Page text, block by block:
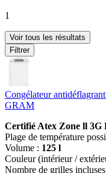
1
Voir tous les résultats
Filtrer
Congélateur
GRAM
Certifié Atex Zone ll 3G
Plage de température
Volume : 125 l
Couleur (intérieur /
Nombre de grilles